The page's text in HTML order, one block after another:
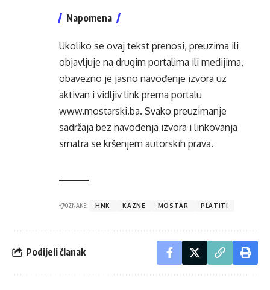
Napomena
Ukoliko se ovaj tekst prenosi, preuzima ili
objavljuje na drugim portalima ili medijima,
obavezno je jasno navođenje izvora uz
aktivan i vidljiv link prema portalu
www.mostarski.ba. Svako preuzimanje
sadržaja bez navođenja izvora i linkovanja
smatra se kršenjem autorskih prava.
OZNAKE: HNK KAZNE MOSTAR PLATITI
Podijeli članak